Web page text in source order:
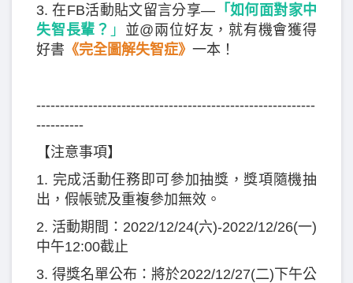
3. 在FB活動貼文留言分享— 「如何面對家中
失智長輩？ 」 並@兩位好友，就有機會獲得
好書 《完全圖解失智症》 一本！
-----------------------------------------------------------
----------
【注意事項】
1. 完成活動任務即可參加抽獎，獎項隨機抽
出，假帳號及重複參加無效。
2. 活動期間：2022/12/24(六)-2022/12/26(一)
中午12:00截止
3. 得獎名單公布：將於2022/12/27(二)下午公